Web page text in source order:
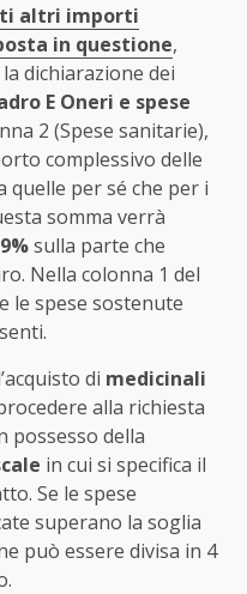
altri importi
in questione,
dichiarazione dei
E Oneri e spese
2 (Spese sanitarie),
complessivo delle
quelle per sé che per i
somma verrà
sulla parte che
Nella colonna 1 del
le spese sostenute
di medicinali
alla richiesta
possesso della
in cui si specifica il
Se le spese
superano la soglia
può essere divisa in 4